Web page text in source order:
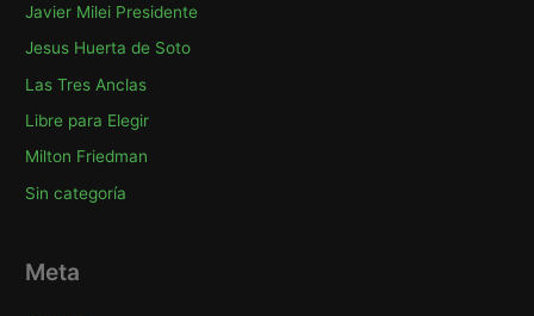
Javier Milei Presidente
Jesus Huerta de Soto
Las Tres Anclas
Libre para Elegir
Milton Friedman
Sin categoría
Meta